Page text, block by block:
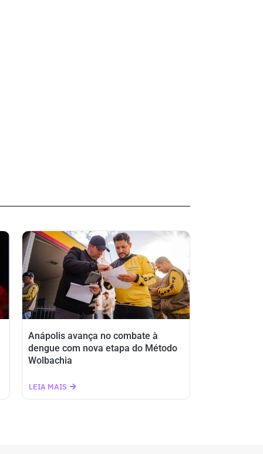
Anápolis avança no combate à
dengue com nova etapa do Método
Wolbachia
LEIA MAIS